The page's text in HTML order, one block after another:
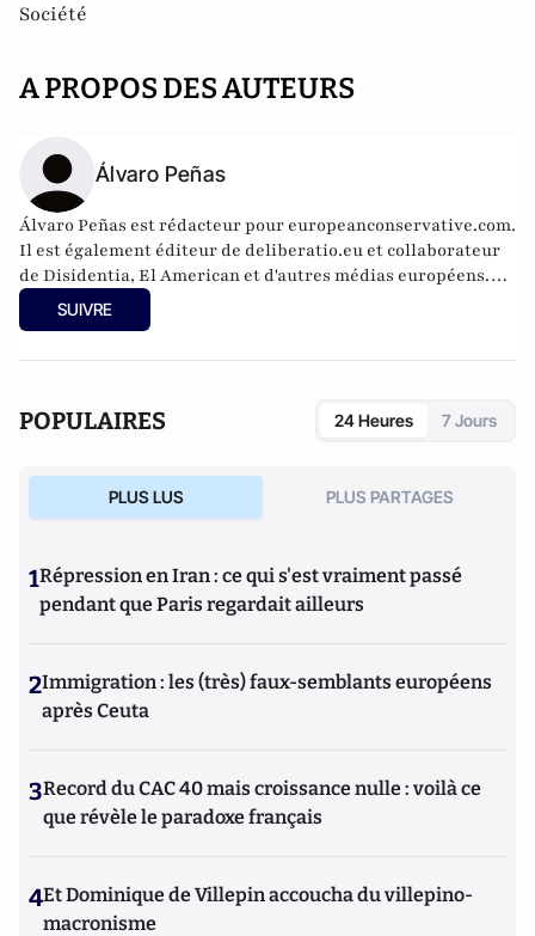
Société
A PROPOS DES AUTEURS
Álvaro Peñas
Álvaro Peñas est rédacteur pour europeanconservative.com.
Il est également éditeur de deliberatio.eu et collaborateur
de Disidentia, El American et d'autres médias européens.
Analyste international spécialisé en Europe de l'Est pour la
chaîne de télévision 7NN, il est aussi auteur chez SND
SUIVRE
POPULAIRES 24 Heures 7 Jours
PLUS LUS PLUS PARTAGES
1Répression en Iran : ce qui s'est vraiment passé
pendant que Paris regardait ailleurs
2Immigration : les (très) faux-semblants européens
après Ceuta
3Record du CAC 40 mais croissance nulle : voilà ce
que révèle le paradoxe français
4Et Dominique de Villepin accoucha du villepino-
macronisme